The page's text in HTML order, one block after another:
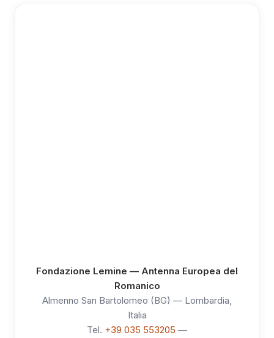
Fondazione Lemine — Antenna Europea del
Romanico
Almenno San Bartolomeo (BG) — Lombardia,
Italia
Tel. +39 035 553205 —